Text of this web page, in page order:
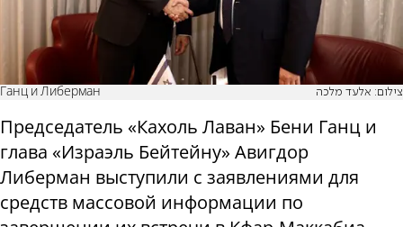
Ганц и Либерман צילום: אלעד מלכה
Председатель «Кахоль Лаван» Бени Ганц и
глава «Израэль Бейтейну» Авигдор
Либерман выступили с заявлениями для
средств массовой информации по